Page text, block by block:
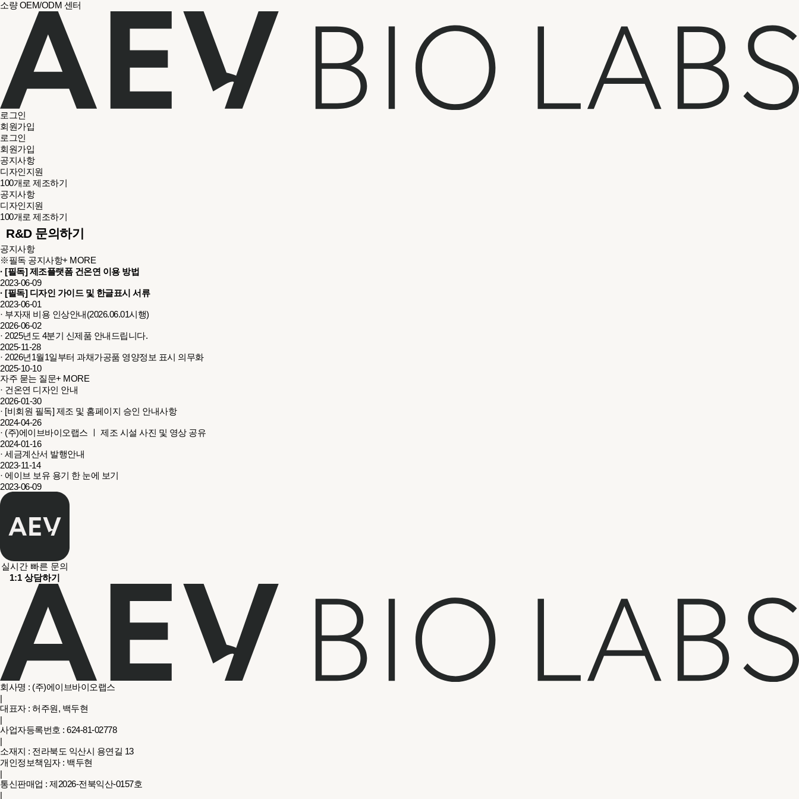
소량 OEM/ODM 센터
로그인
회원가입
로그인
회원가입
공지사항
디자인지원
100개로 제조하기
공지사항
디자인지원
100개로 제조하기
R&D 문의하기
공지사항
※필독 공지사항+ MORE
· [필독] 제조플랫폼 건온연 이용 방법
2023-06-09
· [필독] 디자인 가이드 및 한글표시 서류
2023-06-01
· 부자재 비용 인상안내(2026.06.01시행)
2026-06-02
· 2025년도 4분기 신제품 안내드립니다.
2025-11-28
· 2026년1월1일부터 과채가공품 영양정보 표시 의무화
2025-10-10
자주 묻는 질문+ MORE
· 건온연 디자인 안내
2026-01-30
· [비회원 필독] 제조 및 홈페이지 승인 안내사항
2024-04-26
· (주)에이브바이오랩스 ㅣ 제조 시설 사진 및 영상 공유
2024-01-16
· 세금계산서 발행안내
2023-11-14
· 에이브 보유 용기 한 눈에 보기
2023-06-09
실시간 빠른 문의
1:1 상담하기
회사명 : (주)에이브바이오랩스
대표자 : 허주원, 백두현
사업자등록번호 : 624-81-02778
소재지 : 전라북도 익산시 용연길 13
개인정보책임자 : 백두현
통신판매업 : 제2026-전북익산-0157호